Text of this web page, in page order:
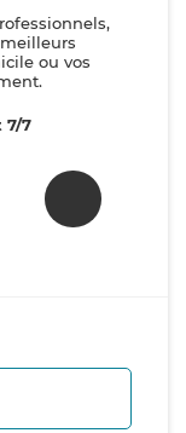
ou vos
7/7